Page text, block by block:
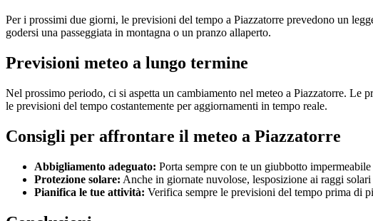
Per i prossimi due giorni, le previsioni del tempo a Piazzatorre prevedono un
godersi una passeggiata in montagna o un pranzo allaperto.
Previsioni meteo a lungo termine
Nel prossimo periodo, ci si aspetta un cambiamento nel meteo a Piazzatorre.
le previsioni del tempo costantemente per aggiornamenti in tempo reale.
Consigli per affrontare il meteo a Piazzatorre
Abbigliamento adeguato: Porta sempre con te un giubbotto
Protezione solare: Anche in giornate nuvolose, lesposizione ai raggi
Pianifica le tue attività: Verifica sempre le previsioni del tempo prima di